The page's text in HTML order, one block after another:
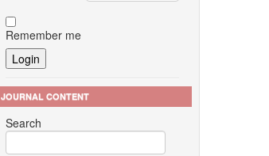
Remember me
JOURNAL CONTENT
Search